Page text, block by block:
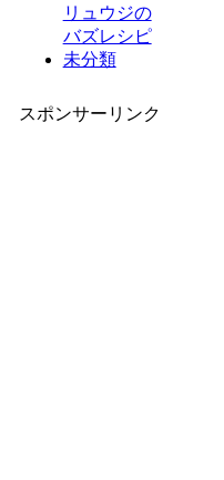
リュウジの
バズレシピ
未分類
スポンサーリンク